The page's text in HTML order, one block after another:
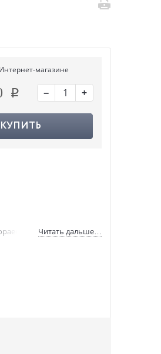
магазине
− +
КУПИТЬ
surgeon.
Читать дальше…